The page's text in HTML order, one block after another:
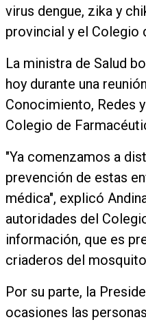
virus dengue, zika y
provincial y el Colegio
La ministra de Salud
hoy durante una
Conocimiento, Redes
Colegio de
"Ya comenzamos a
prevención de estas
médica", explicó
autoridades del
información, que es
criaderos del
Por su parte, la
ocasiones las